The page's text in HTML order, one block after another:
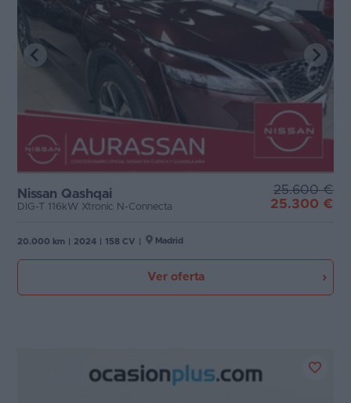
Nissan Qashqai
DIG-T 116kW Xtronic N-Connecta
25.600 €
25.300 €
20.000 km 2024 158 CV Madrid
Ver oferta